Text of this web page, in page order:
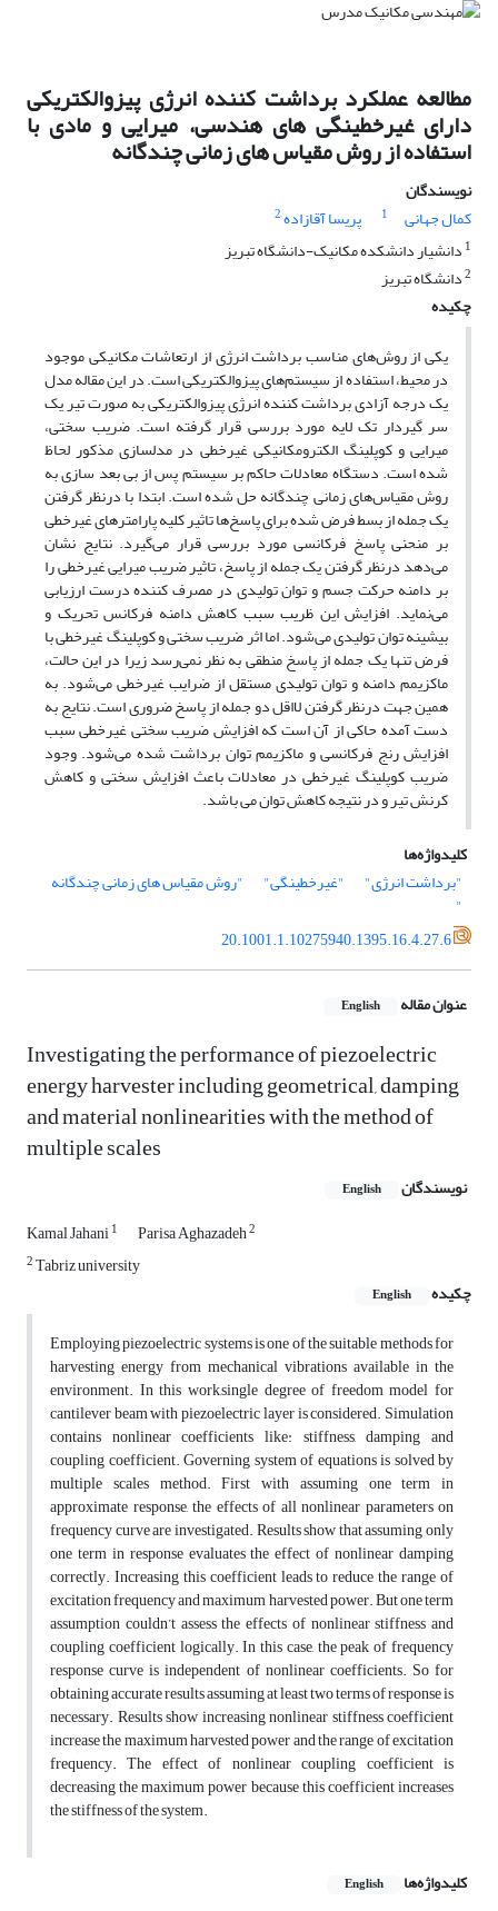
مطالعه عملکرد برداشت کننده انرژی پیزوالکتریکی
دارای غیرخطینگی های هندسی، میرایی و مادی با
استفاده از روش مقیاس های زمانی چندگانه
نویسندگان
کمال جهانی
1 پریسا آقازاده2
1 دانشیار دانشکده مکانیک-دانشگاه تبریز
2دانشگاه تبریز
چکیده
یکی از روش‌های مناسب برداشت انرژی از ارتعاشات مکانیکی موجود
در محیط، استفاده از سیستم‌های پیزوالکتریکی است. در این مقاله مدل
یک درجه آزادی برداشت کننده انرژی پیزوالکتریکی به صورت تیر یک
سر گیردار تک لایه مورد بررسی قرار گرفته است. ضریب سختی،
میرایی و کوپلینگ الکترومکانیکی غیرخطی در مدلسازی مذکور لحاظ
شده است. دستگاه معادلات حاکم بر سیستم پس از بی بعد سازی به
روش مقیاس‌های زمانی چندگانه حل شده است. ابتدا با درنظر گرفتن
یک جمله از بسط فرض شده برای پاسخ‌ها تاثیر کلیه پارامترهای غیرخطی
بر منحنی پاسخ فرکانسی مورد بررسی قرار می‌گیرد. نتایج نشان
می‌دهد درنظر گرفتن یک جمله از پاسخ، تاثیر ضریب میرایی غیرخطی را
بر دامنه حرکت جسم و توان تولیدی در مصرف کننده درست ارزیابی
می‌نماید. افزایش این ظریب سبب کاهش دامنه فرکانس تحریک و
بیشینه توان تولیدی می‌شود. اما اثر ضریب سختی و کوپلینگ غیرخطی با
فرض تنها یک جمله از پاسخ منطقی به نظر نمی‌رسد زیرا در این حالت،
ماکزیمم دامنه و توان تولیدی مستقل از ضرایب غیرخطی می‌شود. به
همین جهت درنظر گرفتن لااقل دو جمله از پاسخ ضروری است. نتایج به
دست آمده حاکی از آن است که افزایش ضریب سختی غیرخطی سبب
افزایش رنج فرکانسی و ماکزیمم توان برداشت شده می‌شود. وجود
ضریب کوپلینگ غیرخطی در معادلات باعث افزایش سختی و کاهش
کرنش تیر و در نتیجه کاهش توان می باشد.
کلیدواژه‌ها
"برداشت انرژی"
"غیرخطینگی" "روش مقیاس های زمانی چندگانه
"
20.1001.1.10275940.1395.16.4.27.6
عنوان مقاله English
Investigating the performance of piezoelectric
energy harvester including geometrical, damping
and material nonlinearities with the method of
multiple scales
نویسندگان English
Kamal Jahani1 Parisa Aghazadeh2
2Tabriz university
چکیده
English
Employing piezoelectric systems is one of the suitable methods for
harvesting energy from mechanical vibrations available in the
environment. In this work,single degree of freedom model for
cantilever beam with piezoelectric layer is considered. Simulation
contains nonlinear coefficients like: stiffness, damping and
coupling coefficient. Governing system of equations is solved by
multiple scales method. First with assuming one term in
approximate response, the effects of all nonlinear parameters on
frequency curve are investigated. Results show that assuming only
one term in response evaluates the effect of nonlinear damping
correctly. Increasing this coefficient leads to reduce the range of
excitation frequency and maximum harvested power. But one term
assumption couldn’t assess the effects of nonlinear stiffness and
coupling coefficient logically. In this case, the peak of frequency
response curve is independent of nonlinear coefficients. So for
obtaining accurate results assuming at least two terms of response is
necessary. Results show increasing nonlinear stiffness coefficient
increase the maximum harvested power and the range of excitation
frequency. The effect of nonlinear coupling coefficient is
decreasing the maximum power because this coefficient increases
the stiffness of the system.
کلیدواژه‌ها English